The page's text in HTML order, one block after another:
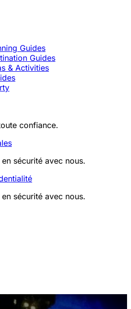
Guides
Guides
& Activities
confiance.
sécurité avec nous.
sécurité avec nous.